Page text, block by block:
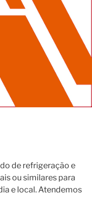
de refrigeração e
ou similares para
e local. Atendemos